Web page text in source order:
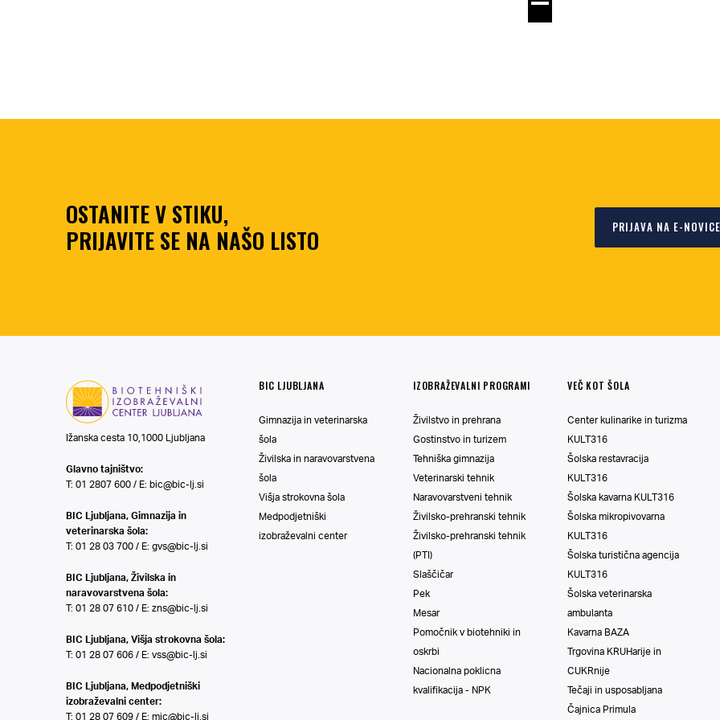
OSTANITE V STIKU,
PRIJAVITE SE NA NAŠO LISTO
PRIJAVA NA E-NOVICE
Ižanska cesta 10,1000 Ljubljana
Glavno tajništvo:
T: 01 2807 600 / E: bic@bic-lj.si
BIC Ljubljana, Gimnazija in
veterinarska šola:
T: 01 28 03 700 / E: gvs@bic-lj.si
BIC Ljubljana, Živilska in
naravovarstvena šola:
T: 01 28 07 610 / E: zns@bic-lj.si
BIC Ljubljana, Višja strokovna šola:
T: 01 28 07 606 / E: vss@bic-lj.si
BIC Ljubljana, Medpodjetniški
izobraževalni center:
T: 01 28 07 609 / E: mic@bic-lj.si
BIC LJUBLJANA
Gimnazija in veterinarska
šola
Živilska in naravovarstvena
šola
Višja strokovna šola
Medpodjetniški
izobraževalni center
IZOBRAŽEVALNI PROGRAMI
Živilstvo in prehrana
Gostinstvo in turizem
Tehniška gimnazija
Veterinarski tehnik
Naravovarstveni tehnik
Živilsko-prehranski tehnik
Živilsko-prehranski tehnik
(PTI)
Slaščičar
Pek
Mesar
Pomočnik v biotehniki in
oskrbi
Nacionalna poklicna
kvalifikacija - NPK
VEČ KOT ŠOLA
Center kulinarike in turizma
KULT316
Šolska restavracija
KULT316
Šolska kavarna KULT316
Šolska mikropivovarna
KULT316
Šolska turistična agencija
KULT316
Šolska veterinarska
ambulanta
Kavarna BAZA
Trgovina KRUHarije in
CUKRnije
Tečaji in usposabljana
Čajnica Primula